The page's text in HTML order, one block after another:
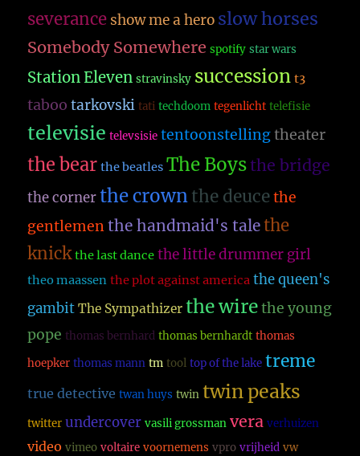
severance show me a hero slow horses
Somebody Somewhere spotify star wars
Station Eleven stravinsky succession t3
taboo tarkovski tati techdoom tegenlicht telefisie
televisie televsisie tentoonstelling theater
the bear the beatles The Boysthe bridge
the corner the crownthe deuce the
gentlemen the handmaid's talethe
knick the last dance the little drummer girl
theo maassen the plot against america the queen's
gambit The Sympathizer the wire the young
pope thomas bernhard thomas bernhardt thomas
hoepker thomas mann tm tool top of the lake treme
true detective twan huys twin twin peaks
twitter undercover vasili grossman vera verhuizen
video vimeo voltaire voornemens vpro vrijheid vw